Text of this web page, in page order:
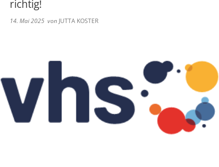
Kommunaler Entschuldungsfonds
Bereitschaftsdienste
Notfall Nummern
Immobilienportal
Gymnasium Speicher
Kindertagesstätten
Kita Spangdahlem
Kita Speicher "Zauberland"
Kita Speicher "Kleine
Schwimmbad
Veranstaltungskalender
richtig!
14. Mai 2025 von JUTTA KOSTER